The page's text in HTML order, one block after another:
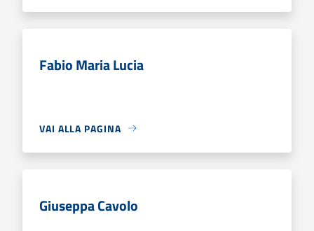
Fabio Maria Lucia
VAI ALLA PAGINA
Giuseppa Cavolo